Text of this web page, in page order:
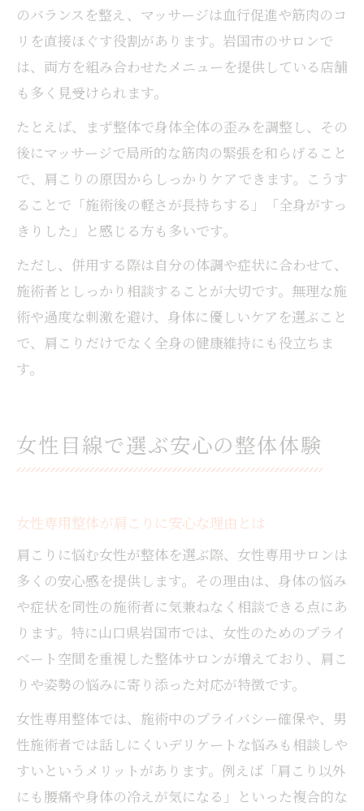
のバランスを整え、マッサージは血行促進や筋肉のコ
リを直接ほぐす役割があります。岩国市のサロンで
は、両方を組み合わせたメニューを提供している店舗
も多く見受けられます。
たとえば、まず整体で身体全体の歪みを調整し、その
後にマッサージで局所的な筋肉の緊張を和らげること
で、肩こりの原因からしっかりケアできます。こうす
ることで「施術後の軽さが長持ちする」「全身がすっ
きりした」と感じる方も多いです。
ただし、併用する際は自分の体調や症状に合わせて、
施術者としっかり相談することが大切です。無理な施
術や過度な刺激を避け、身体に優しいケアを選ぶこと
で、肩こりだけでなく全身の健康維持にも役立ちま
す。
女性目線で選ぶ安心の整体体験
女性専用整体が肩こりに安心な理由とは
肩こりに悩む女性が整体を選ぶ際、女性専用サロンは
多くの安心感を提供します。その理由は、身体の悩み
や症状を同性の施術者に気兼ねなく相談できる点にあ
ります。特に山口県岩国市では、女性のためのプライ
ベート空間を重視した整体サロンが増えており、肩こ
りや姿勢の悩みに寄り添った対応が特徴です。
女性専用整体では、施術中のプライバシー確保や、男
性施術者では話しにくいデリケートな悩みも相談しや
すいというメリットがあります。例えば「肩こり以外
にも腰痛や身体の冷えが気になる」といった複合的な